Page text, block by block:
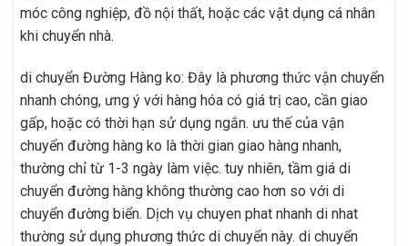
móc công nghiệp, đồ nội thất, hoặc các vật dụng cá nhân
khi chuyển nhà.
di chuyển Đường Hàng ko: Đây là phương thức vận chuyển
nhanh chóng, ưng ý với hàng hóa có giá trị cao, cần giao
gấp, hoặc có thời hạn sử dụng ngắn. ưu thế của vận
chuyển đường hàng ko là thời gian giao hàng nhanh,
thường chỉ từ 1-3 ngày làm việc. tuy nhiên, tầm giá di
chuyển đường hàng không thường cao hơn so với di
chuyển đường biển. Dịch vụ chuyen phat nhanh di nhat
thường sử dụng phương thức di chuyển này. di chuyển